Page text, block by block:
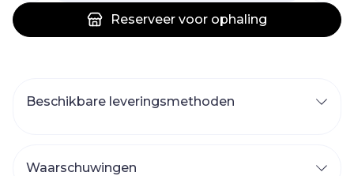
Reserveer voor ophaling
Beschikbare leveringsmethoden
Waarschuwingen